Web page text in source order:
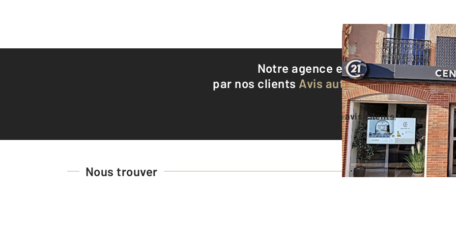
Notre agence est notée9,4/10
par nos clients Avis authentifiés par
Voir tous les avis clients
Nous trouver